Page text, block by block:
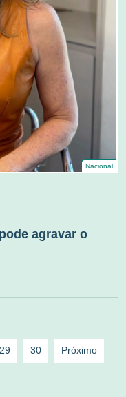
Nacional
agravar o
29 30 Próximo